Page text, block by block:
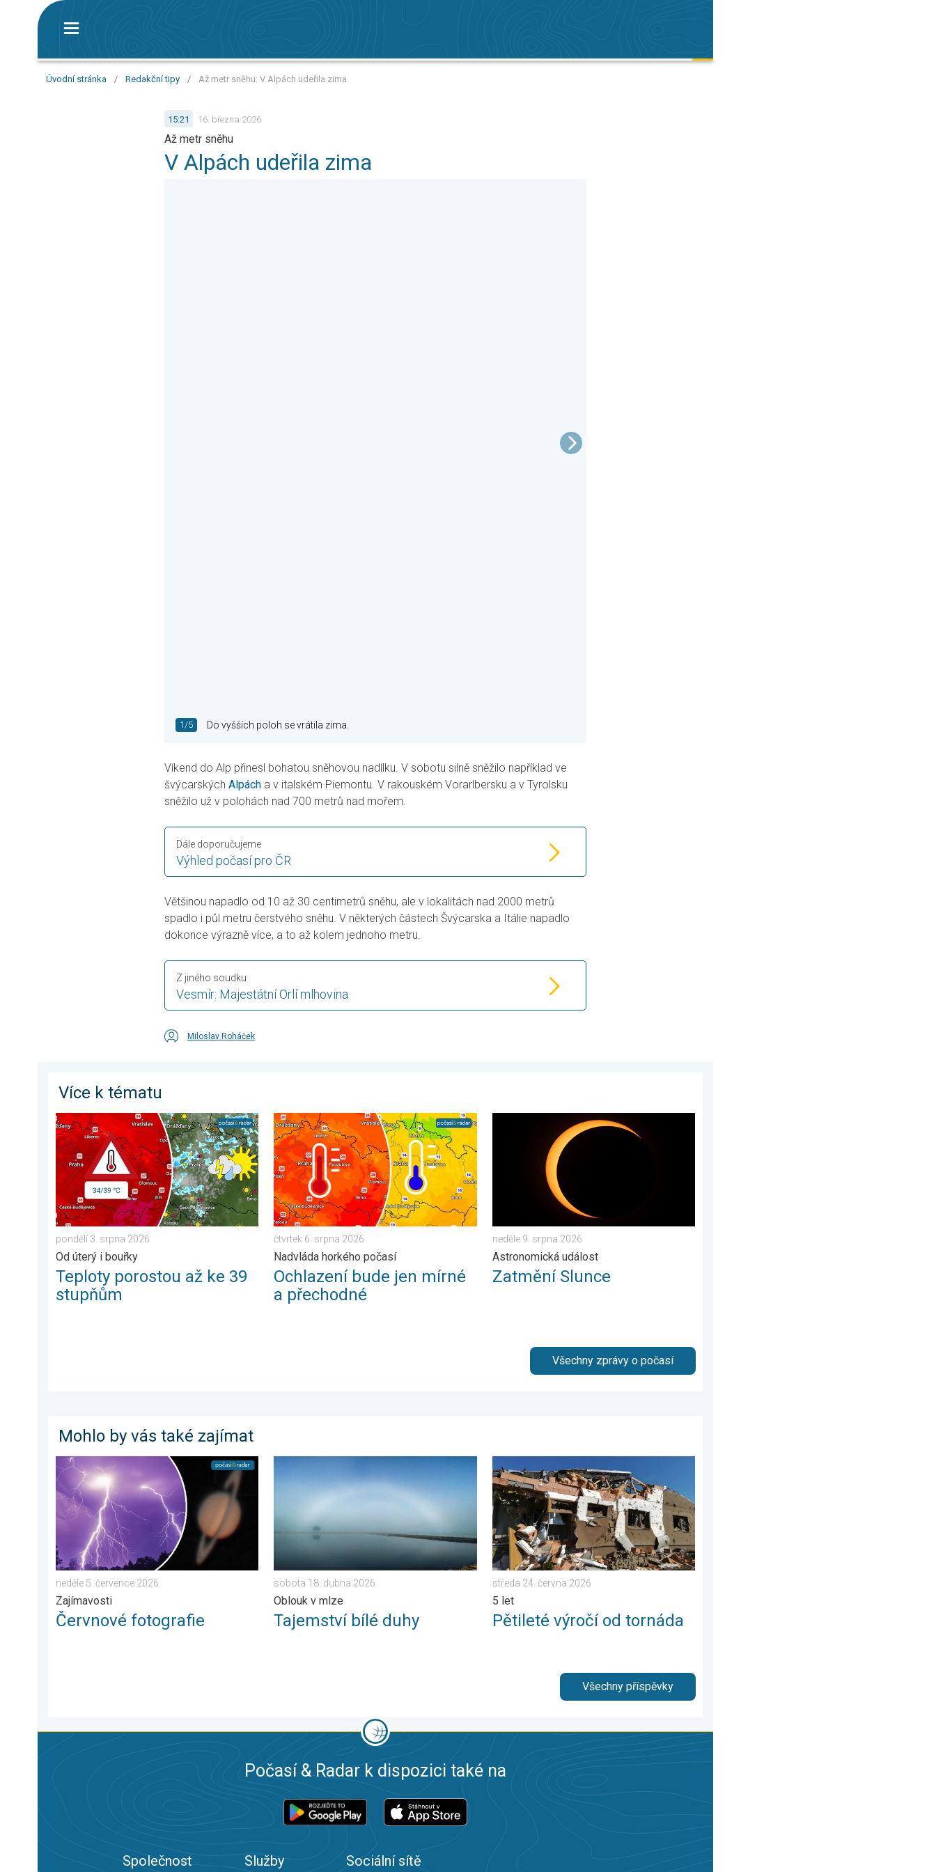
Úvodní stránka / Redakční tipy / Až metr sněhu: V Alpách udeřila zima
15:21 16. března 2026
Až metr sněhu
V Alpách udeřila zima
1/5 Do vyšších poloh se vrátila zima.
Víkend do Alp přinesl bohatou sněhovou nadílku. V sobotu silně sněžilo například ve
švýcarských Alpách a v italském Piemontu. V rakouském Vorarlbersku a v Tyrolsku
sněžilo už v polohách nad 700 metrů nad mořem.
Výhled počasí pro ČR
Dále doporučujeme
Většinou napadlo od 10 až 30 centimetrů sněhu, ale v lokalitách nad 2000 metrů
spadlo i půl metru čerstvého sněhu. V některých částech Švýcarska a Itálie napadlo
dokonce výrazně více, a to až kolem jednoho metru.
Vesmír: Majestátní Orlí mlhovina
Z jiného soudku
Miloslav Roháček
Více k tématu
Teploty porostou až ke 39 stupňům. Od úterý i bouřky. . . pondělí 3. srpna 2026
pondělí 3. srpna 2026
Od úterý i bouřky
Teploty porostou až ke 39
stupňům
Ochlazení bude jen mírné a přechodné. Nadvláda horkého počasí. . . čtvrtek 6. srpna 2026
čtvrtek 6. srpna 2026
Nadvláda horkého počasí
Ochlazení bude jen mírné
a přechodné
Zatmění Slunce. Astronomická událost. . . neděle 9. srpna 2026
neděle 9. srpna 2026
Astronomická událost
Zatmění Slunce
Všechny zprávy o počasí
Mohlo by vás také zajímat
Červnové fotografie. Zajímavosti. . . neděle 5. července 2026
neděle 5. července 2026
Zajímavosti
Červnové fotografie
Tajemství bílé duhy. Oblouk v mlze. . . sobota 18. dubna 2026
sobota 18. dubna 2026
Oblouk v mlze
Tajemství bílé duhy
Pětileté výročí od tornáda. 5 let. . . středa 24. června 2026
středa 24. června 2026
5 let
Pětileté výročí od tornáda
Všechny příspěvky
Počasí & Radar k dispozici také na
Společnost Služby Sociální sítě